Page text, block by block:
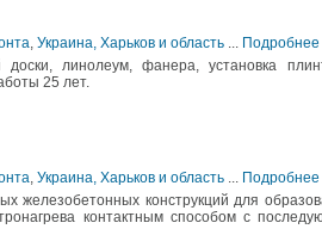
, Украина, Харьков и область ... Подробнее
линолеум, фанера, установка
25 лет.
, Украина, Харьков и область ... Подробнее
железобетонных конструкций для
контактным способом с